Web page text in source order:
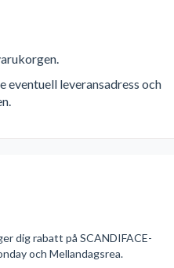
eventuell leveransadress och
dig rabatt på SCANDIFACE-
och Mellandagsrea.